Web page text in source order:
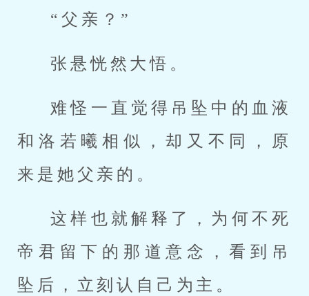
“父亲？”
张悬恍然大悟。
难怪一直觉得吊坠中的血液
和洛若曦相似，却又不同，原
来是她父亲的。
这样也就解释了，为何不死
帝君留下的那道意念，看到吊
坠后，立刻认自己为主。